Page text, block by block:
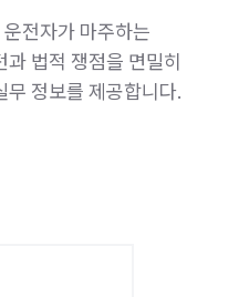
전자가 마주하는
법적 쟁점을 면밀히
무 정보를 제공합니다.